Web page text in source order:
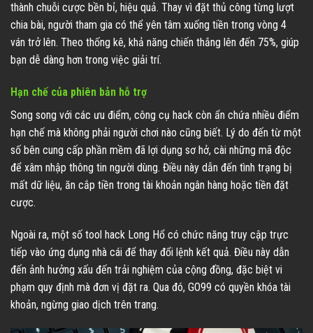
thành chuỗi cược bền bỉ, hiệu quả. Thay vì đặt thủ công từng lượt
chia bài, người tham gia có thể yên tâm xuống tiền trong vòng 4
ván trở lên. Theo thống kê, khả năng chiến thắng lên đến 75%, giúp
bạn dễ dàng hơn trong việc giải trí.
Hạn chế của phiên bản hỗ trợ
Song song với các ưu điểm, công cụ hack còn ẩn chứa nhiều điểm
hạn chế mà không phải người chơi nào cũng biết. Lý do đến từ một
số bên cung cấp phần mềm đã lợi dụng sơ hở, cài những mã độc
để xâm nhập thông tin người dùng. Điều này dẫn đến tình trạng bị
mất dữ liệu, ăn cắp tiền trong tài khoản ngân hàng hoặc tiền đặt
cược.
Ngoài ra, một số tool hack Long Hổ có chức năng truy cập trực
tiếp vào ứng dụng nhà cái để thay đổi lệnh kết quả. Điều này dẫn
đến ảnh hưởng xấu đến trải nghiệm của cộng đồng, đặc biệt vi
phạm quy định mà đơn vị đặt ra. Qua đó, GO99 có quyền khóa tài
khoản, ngừng giao dịch trên trang.